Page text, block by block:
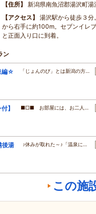
住所
新潟県南魚沼郡湯沢町
アクセス
湯沢駅から徒歩３
から右手に約100m。セブンイレ
と正面入り口に到着。
ン
編☆
「じょんのび」とは新潟の方…
】
■□■ お部屋には、お二人…
後湯
♪休みが取れた～♪「温泉に…
この施